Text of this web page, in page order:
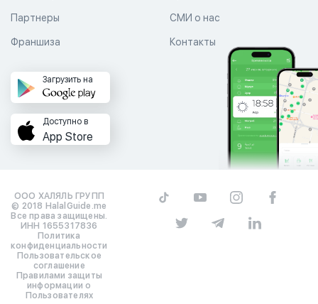
СМИ о нас
Контакты
Партнеры
Франшиза
Загрузить на
Доступно в
App Store
ООО ХАЛЯЛЬ ГРУПП
© 2018 HalalGuide.me
Все права защищены.
ИНН 1655317836
Политика
конфиденциальности
Пользовательское
соглашение
Правилами защиты
информации о
Пользователях